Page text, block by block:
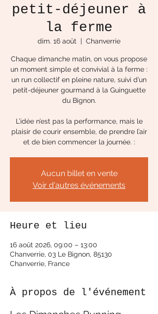
petit-déjeuner à
la ferme
dim. 16 août
  |
Chanverrie
Chaque dimanche matin, on vous propose
un moment simple et convivial à la ferme :
un run collectif en pleine nature, suivi d’un
petit-déjeuner gourmand à la Guinguette
du Bignon.
L’idée n’est pas la performance, mais le
plaisir de courir ensemble, de prendre l’air
et de bien commencer la journée. :
Aucun billet en vente
Voir d'autres événements
Heure et lieu
16 août 2026, 09:00 – 13:00
Chanverrie, 03 Le Bignon, 85130
Chanverrie, France
À propos de l'événement